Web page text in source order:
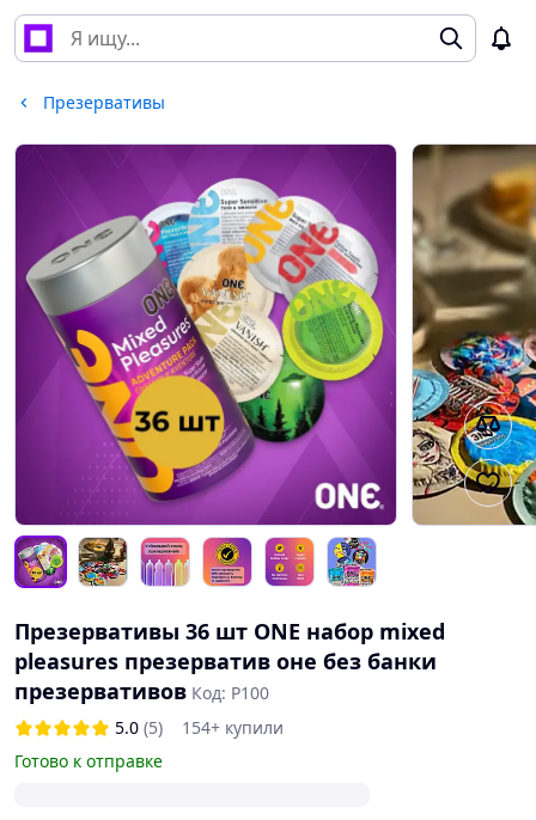
Презервативы
Презервативы 36 шт ONE набор mixed
pleasures презерватив оне без банки
презервативов Код: P100
5.0 (5)
154+ купили
Готово к отправке